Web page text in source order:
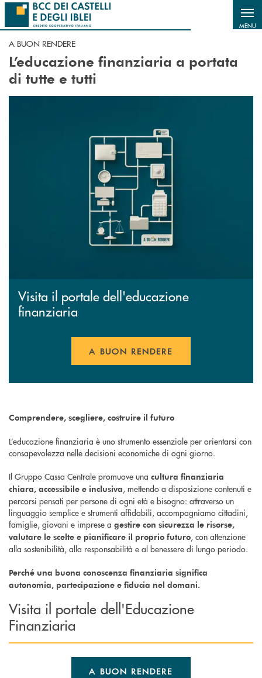
Salta al contenuto principale
MENU
A BUON RENDERE
L’educazione finanziaria a portata
di tutte e tutti
Visita il portale dell'educazione
finanziaria
A BUON RENDERE
Comprendere, scegliere, costruire il futuro
L’educazione finanziaria è uno strumento essenziale per orientarsi con
consapevolezza nelle decisioni economiche di ogni giorno.
Il Gruppo Cassa Centrale promuove una cultura finanziaria
chiara, accessibile e inclusiva, mettendo a disposizione contenuti e
percorsi pensati per persone di ogni età e bisogno: attraverso un
linguaggio semplice e strumenti affidabili, accompagniamo cittadini,
famiglie, giovani e imprese a gestire con sicurezza le risorse,
valutare le scelte e pianificare il proprio futuro, con attenzione
alla sostenibilità, alla responsabilità e al benessere di lungo periodo.
Perché una buona conoscenza finanziaria significa
autonomia, partecipazione e fiducia nel domani.
Visita il portale dell'Educazione
Finanziaria
A BUON RENDERE